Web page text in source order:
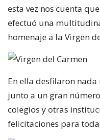
esta vez nos cuenta
efectuó una
homenaje a la Virgen
En ella desfilaron nada
junto a un gran
colegios y otras
felicitaciones para